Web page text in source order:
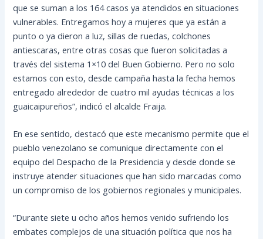
que se suman a los 164 casos ya atendidos en situaciones
vulnerables. Entregamos hoy a mujeres que ya están a
punto o ya dieron a luz, sillas de ruedas, colchones
antiescaras, entre otras cosas que fueron solicitadas a
través del sistema 1×10 del Buen Gobierno. Pero no solo
estamos con esto, desde campaña hasta la fecha hemos
entregado alrededor de cuatro mil ayudas técnicas a los
guaicaipureños”, indicó el alcalde Fraija.
En ese sentido, destacó que este mecanismo permite que el
pueblo venezolano se comunique directamente con el
equipo del Despacho de la Presidencia y desde donde se
instruye atender situaciones que han sido marcadas como
un compromiso de los gobiernos regionales y municipales.
“Durante siete u ocho años hemos venido sufriendo los
embates complejos de una situación política que nos ha